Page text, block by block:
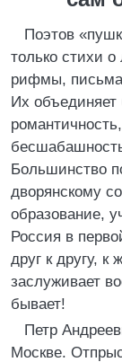
Поэтов
только стихи
рифмы,
Их объединяет
Большинство
дворянскому
образование,
Россия в
друг к другу,
заслуживает
бывает!
Петр
Москве.